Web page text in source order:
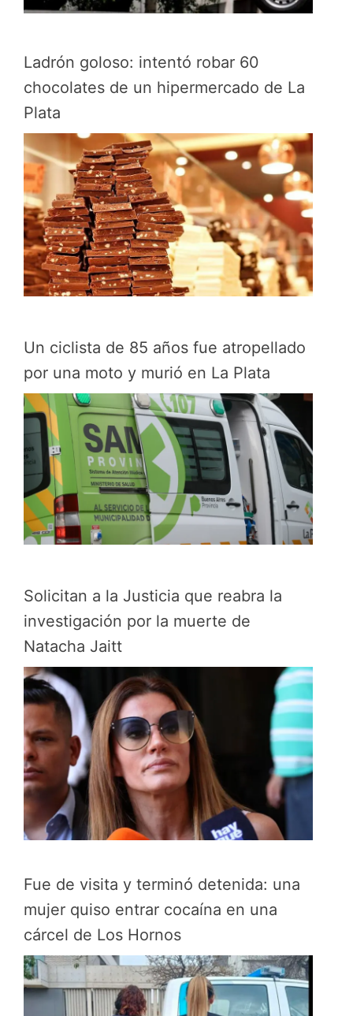
Ladrón goloso: intentó robar 60
chocolates de un hipermercado de La
Plata
Un ciclista de 85 años fue atropellado
por una moto y murió en La Plata
Solicitan a la Justicia que reabra la
investigación por la muerte de
Natacha Jaitt
Fue de visita y terminó detenida: una
mujer quiso entrar cocaína en una
cárcel de Los Hornos